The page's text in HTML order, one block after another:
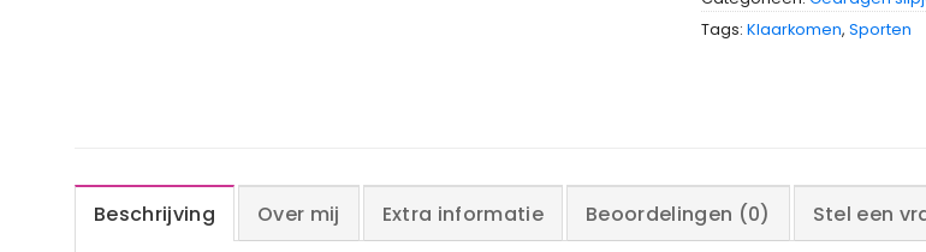
Tags: Klaarkomen, Sporten
Beschrijving Over mij Extra informatie Beoordelingen (0) Stel een